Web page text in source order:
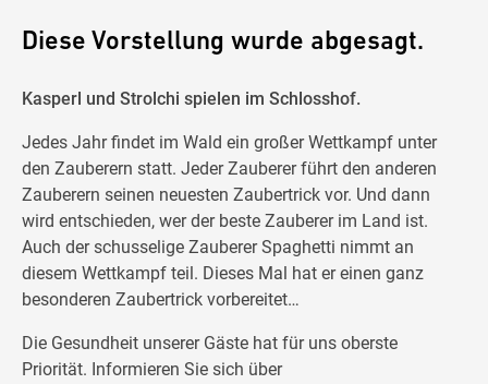
Diese Vorstellung wurde abgesagt.
Kasperl und Strolchi spielen im Schlosshof.
Jedes Jahr findet im Wald ein großer Wettkampf unter
den Zauberern statt. Jeder Zauberer führt den anderen
Zauberern seinen neuesten Zaubertrick vor. Und dann
wird entschieden, wer der beste Zauberer im Land ist.
Auch der schusselige Zauberer Spaghetti nimmt an
diesem Wettkampf teil. Dieses Mal hat er einen ganz
besonderen Zaubertrick vorbereitet…
Die Gesundheit unserer Gäste hat für uns oberste
Priorität. Informieren Sie sich über